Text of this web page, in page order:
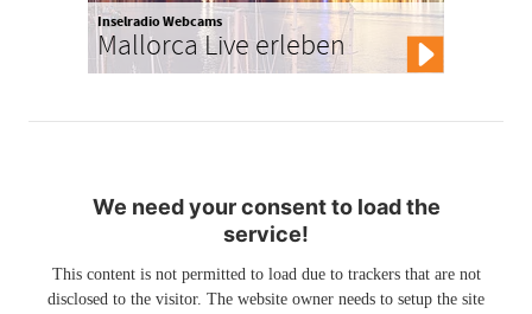
Inselradio Webcams
Mallorca Live erleben
We need your consent to load the
service!
This content is not permitted to load due to trackers that are not
disclosed to the visitor. The website owner needs to setup the site